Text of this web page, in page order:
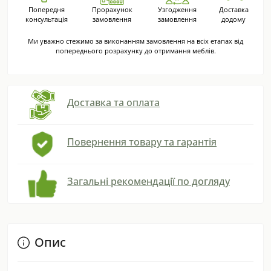
Попередня
консультація
Прорахунок
замовлення
Узгодження
замовлення
Доставка
додому
Ми уважно стежимо за виконанням замовлення на всіх етапах від
попереднього розрахунку до отримання меблів.
Доставка та оплата
Повернення товару та гарантія
Загальні рекомендації по догляду
Опис